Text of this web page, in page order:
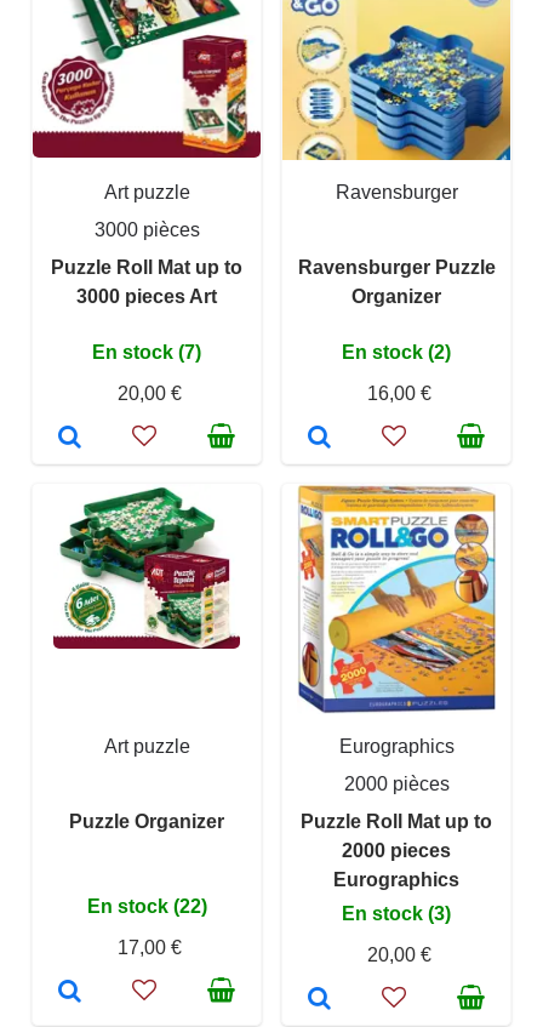
Art puzzle
3000 pièces
Puzzle Roll Mat up to
3000 pieces Art
En stock (7)
20,00 €
Ravensburger
Ravensburger Puzzle
Organizer
En stock (2)
16,00 €
Art puzzle
Puzzle Organizer
En stock (22)
17,00 €
Eurographics
2000 pièces
Puzzle Roll Mat up to
2000 pieces
Eurographics
En stock (3)
20,00 €